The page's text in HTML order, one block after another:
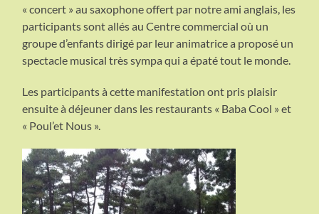
« concert » au saxophone offert par notre ami anglais, les
participants sont allés au Centre commercial où un
groupe d’enfants dirigé par leur animatrice a proposé un
spectacle musical très sympa qui a épaté tout le monde.
Les participants à cette manifestation ont pris plaisir
ensuite à déjeuner dans les restaurants « Baba Cool » et
« Poul’et Nous ».